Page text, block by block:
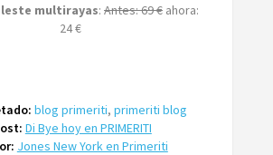
multirayas: Antes: 69 €ahora:
24 €
blog primeriti, primeriti blog
Di Bye hoy en PRIMERITI
Jones New York en Primeriti